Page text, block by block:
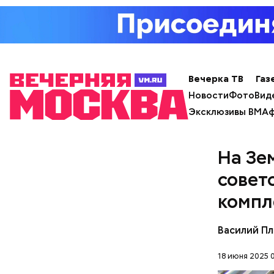
Вечерка ТВ
НовостиФото
Эксклюзивы ВМ
На
Василий
18 июня 2025
В
можно
и